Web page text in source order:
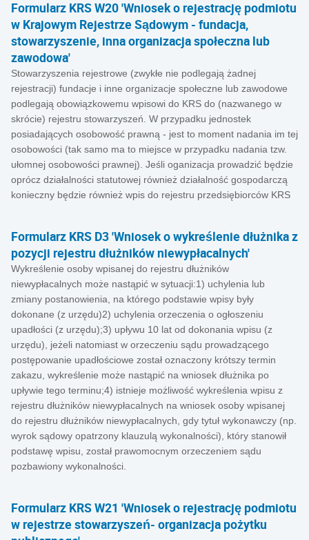
Formularz KRS W20 'Wniosek o rejestrację podmiotu
w Krajowym Rejestrze Sądowym - fundacja,
stowarzyszenie, inna organizacja społeczna lub
zawodowa'
Stowarzyszenia rejestrowe (zwykłe nie podlegają żadnej
rejestracji) fundacje i inne organizacje społeczne lub zawodowe
podlegają obowiązkowemu wpisowi do KRS do (nazwanego w
skrócie) rejestru stowarzyszeń. W przypadku jednostek
posiadających osobowość prawną - jest to moment nadania im tej
osobowości (tak samo ma to miejsce w przypadku nadania tzw.
ułomnej osobowości prawnej). Jeśli oganizacja prowadzić będzie
oprócz działalności statutowej również działalność gospodarczą
konieczny będzie również wpis do rejestru przedsiębiorców KRS
Formularz KRS D3 'Wniosek o wykreślenie dłużnika z
pozycji rejestru dłużników niewypłacalnych'
Wykreślenie osoby wpisanej do rejestru dłużników
niewypłacalnych może nastąpić w sytuacji:1) uchylenia lub
zmiany postanowienia, na którego podstawie wpisy były
dokonane (z urzędu)2) uchylenia orzeczenia o ogłoszeniu
upadłości (z urzędu);3) upływu 10 lat od dokonania wpisu (z
urzędu), jeżeli natomiast w orzeczeniu sądu prowadzącego
postępowanie upadłościowe został oznaczony krótszy termin
zakazu, wykreślenie może nastąpić na wniosek dłużnika po
upływie tego terminu;4) istnieje możliwość wykreślenia wpisu z
rejestru dłużników niewypłacalnych na wniosek osoby wpisanej
do rejestru dłużników niewypłacalnych, gdy tytuł wykonawczy (np.
wyrok sądowy opatrzony klauzulą wykonalności), który stanowił
podstawę wpisu, został prawomocnym orzeczeniem sądu
pozbawiony wykonalności.
Formularz KRS W21 'Wniosek o rejestrację podmiotu
w rejestrze stowarzyszeń- organizacja pożytku